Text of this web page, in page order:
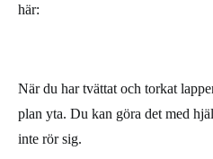
här:
När du har tvättat och torkat
plan yta. Du kan göra det med
inte rör sig.